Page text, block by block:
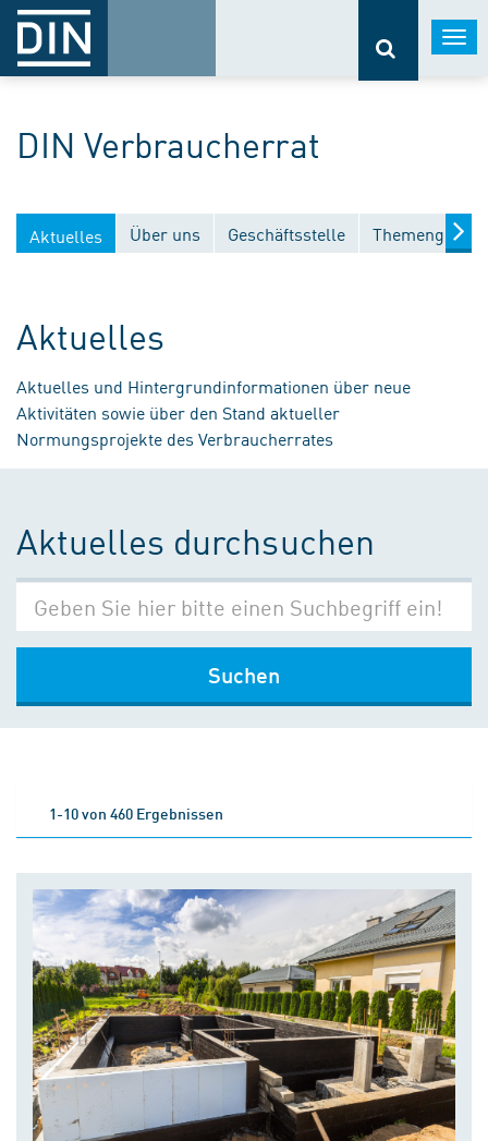
DIN Verbraucherrat
Aktuelles Über uns Geschäftsstelle
Aktuelles
Aktuelles und Hintergrundinformationen über neue
Aktivitäten sowie über den Stand aktueller
Normungsprojekte des Verbraucherrates
Aktuelles durchsuchen
Suchen
1-10 von 460 Ergebnissen